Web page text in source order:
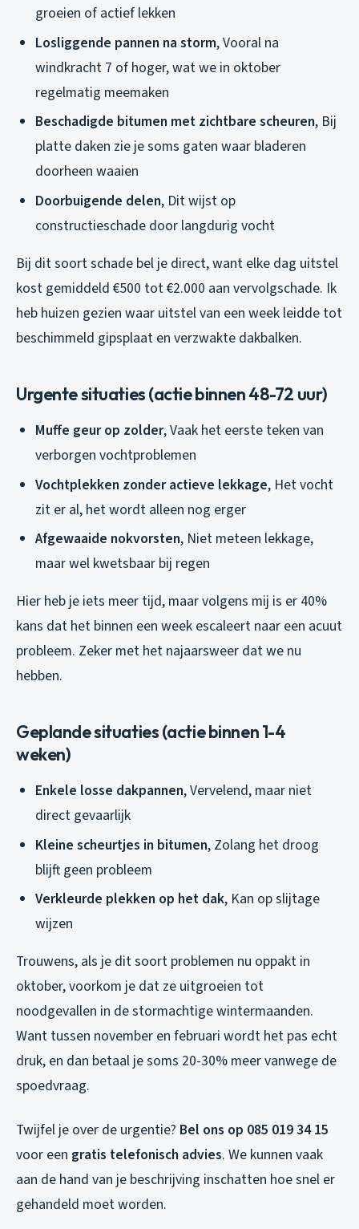
groeien of actief lekken
Losliggende pannen na storm, Vooral na
windkracht 7 of hoger, wat we in oktober
regelmatig meemaken
Beschadigde bitumen met zichtbare scheuren, Bij
platte daken zie je soms gaten waar bladeren
doorheen waaien
Doorbuigende delen, Dit wijst op
constructieschade door langdurig vocht
Bij dit soort schade bel je direct, want elke dag uitstel
kost gemiddeld €500 tot €2.000 aan vervolgschade. Ik
heb huizen gezien waar uitstel van een week leidde tot
beschimmeld gipsplaat en verzwakte dakbalken.
Urgente situaties (actie binnen 48-72 uur)
Muffe geur op zolder, Vaak het eerste teken van
verborgen vochtproblemen
Vochtplekken zonder actieve lekkage, Het vocht
zit er al, het wordt alleen nog erger
Afgewaaide nokvorsten, Niet meteen lekkage,
maar wel kwetsbaar bij regen
Hier heb je iets meer tijd, maar volgens mij is er 40%
kans dat het binnen een week escaleert naar een acuut
probleem. Zeker met het najaarsweer dat we nu
hebben.
Geplande situaties (actie binnen 1-4
weken)
Enkele losse dakpannen, Vervelend, maar niet
direct gevaarlijk
Kleine scheurtjes in bitumen, Zolang het droog
blijft geen probleem
Verkleurde plekken op het dak, Kan op slijtage
wijzen
Trouwens, als je dit soort problemen nu oppakt in
oktober, voorkom je dat ze uitgroeien tot
noodgevallen in de stormachtige wintermaanden.
Want tussen november en februari wordt het pas echt
druk, en dan betaal je soms 20-30% meer vanwege de
spoedvraag.
Twijfel je over de urgentie? Bel ons op 085 019 34 15
voor een gratis telefonisch advies. We kunnen vaak
aan de hand van je beschrijving inschatten hoe snel er
gehandeld moet worden.